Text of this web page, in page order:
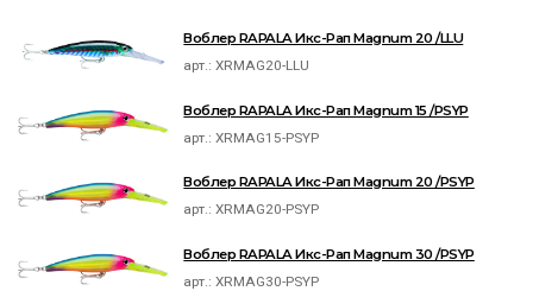
Воблер RAPALA Икс-Рап Magnum 20 /LLU
арт.:XRMAG20-LLU
Воблер RAPALA Икс-Рап Magnum 15 /PSYP
арт.:XRMAG15-PSYP
Воблер RAPALA Икс-Рап Magnum 20 /PSYP
арт.:XRMAG20-PSYP
Воблер RAPALA Икс-Рап Magnum 30 /PSYP
арт.:XRMAG30-PSYP